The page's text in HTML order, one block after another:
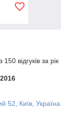
відгуків за рік
52, Київ, Україна